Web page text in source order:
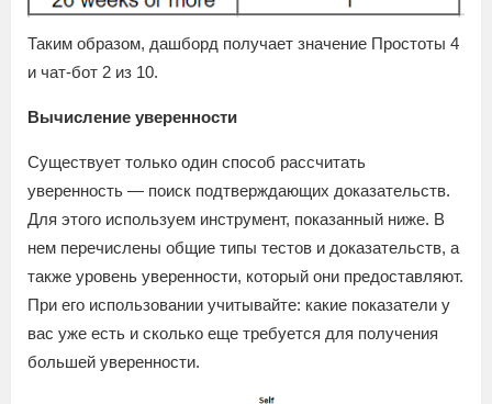
Таким образом, дашборд получает значение Простоты 4
и чат-бот 2 из 10.
Вычисление уверенности
Существует только один способ рассчитать
уверенность — поиск подтверждающих доказательств.
Для этого используем инструмент, показанный ниже. В
нем перечислены общие типы тестов и доказательств, а
также уровень уверенности, который они предоставляют.
При его использовании учитывайте: какие показатели у
вас уже есть и сколько еще требуется для получения
большей уверенности.